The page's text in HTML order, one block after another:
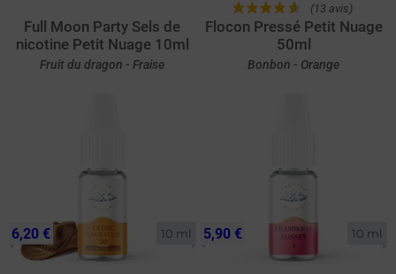
Full Moon Party Sels de
nicotine Petit Nuage 10ml
Fruit du dragon - Fraise
(13 avis)
Flocon Pressé Petit Nuage
50ml
Bonbon - Orange
10 ml
6,20 € 10 ml
5,90 €